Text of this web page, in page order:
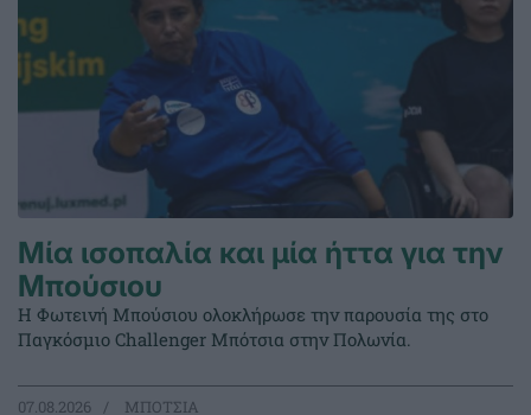
Μία ισοπαλία και μία ήττα για την
Μπούσιου
Η Φωτεινή Μπούσιου ολοκλήρωσε την παρουσία της στο
Παγκόσμιο Challenger Μπότσια στην Πολωνία.
07.08.2026 ΜΠΟΤΣΙΑ